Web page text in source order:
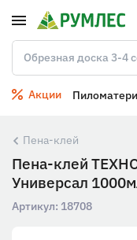
Акции
Пена-клей
Пена-клей
Универсал
Артикул: 18708